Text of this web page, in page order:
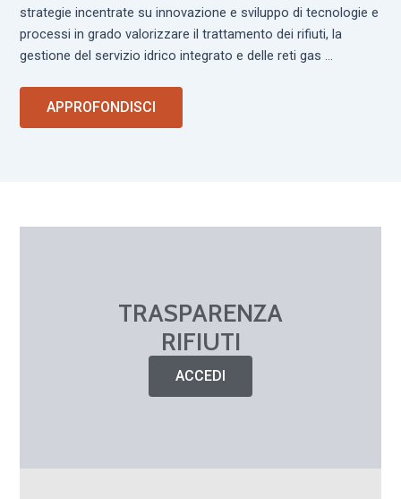
strategie incentrate su innovazione e sviluppo di tecnologie e
processi in grado valorizzare il trattamento dei rifiuti, la
gestione del servizio idrico integrato e delle reti gas …
APPROFONDISCI
TRASPARENZA
RIFIUTI
ACCEDI